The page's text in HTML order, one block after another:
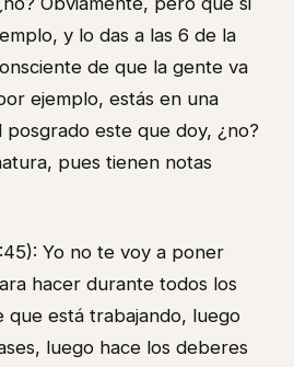
y lo das a las 6 de la
de que la gente va
ejemplo, estás en una
este que doy, ¿no?
pues tienen notas
Yo no te voy a poner
hacer durante todos los
que está trabajando, luego
luego hace los deberes